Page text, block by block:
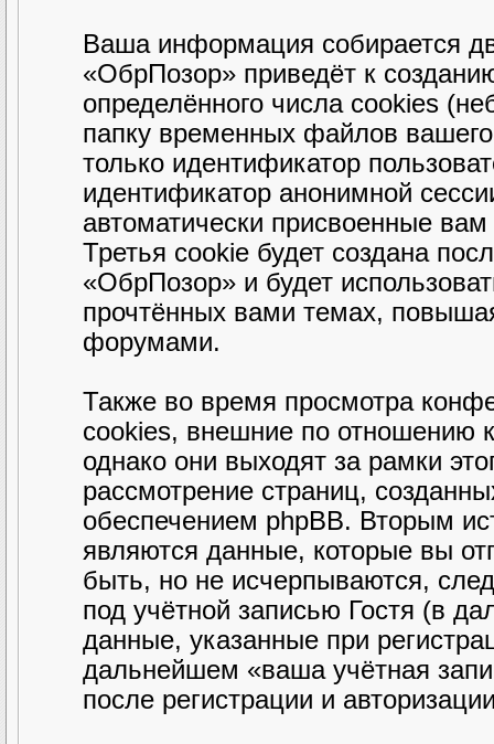
Ваша информация собирается
«ОбрПозор» приведёт к
определённого числа cookies
папку временных файлов
только идентификатор
идентификатор анонимной
автоматически присвоенные
Третья cookie будет создана
«ОбрПозор» и будет
прочтённых вами темах,
форумами.
Также во время просмотра
cookies, внешние по отношению
однако они выходят за рамки
рассмотрение страниц,
обеспечением phpBB. Вторым
являются данные, которые вы
быть, но не исчерпываются,
под учётной записью Гостя (в
данные, указанные при
дальнейшем «ваша учётная
после регистрации и